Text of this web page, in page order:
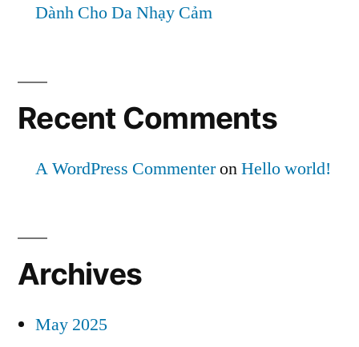
Dành Cho Da Nhạy Cảm
Recent Comments
A WordPress CommenteronHello world!
Archives
May 2025